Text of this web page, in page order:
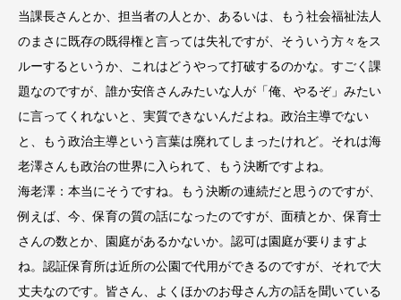
当課長さんとか、担当者の人とか、あるいは、もう社会福祉法人
のまさに既存の既得権と言っては失礼ですが、そういう方々をス
ルーするというか、これはどうやって打破するのかな。すごく課
題なのですが、誰か安倍さんみたいな人が「俺、やるぞ」みたい
に言ってくれないと、実質できないんだよね。政治主導でない
と、もう政治主導という言葉は廃れてしまったけれど。それは海
老澤さんも政治の世界に入られて、もう決断ですよね。
海老澤：本当にそうですね。もう決断の連続だと思うのですが、
例えば、今、保育の質の話になったのですが、面積とか、保育士
さんの数とか、園庭があるかないか。認可は園庭が要りますよ
ね。認証保育所は近所の公園で代用ができるのですが、それで大
丈夫なのです。皆さん、よくほかのお母さん方の話を聞いている